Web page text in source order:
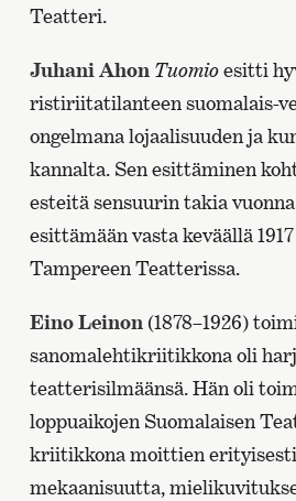
Teatteri.
Juhani Ahon Tuomioesitti
ristiriitatilanteen suomalais-
ongelmana lojaalisuuden ja
kannalta. Sen esittäminen
esteitä sensuurin takia
esittämään vasta keväällä
Tampereen Teatterissa.
Eino Leinon (1878–1926)
sanomalehtikriitikkona oli
teatterisilmäänsä. Hän oli
loppuaikojen Suomalaisen
kriitikkona moittien erityisesti
mekaanisuutta,